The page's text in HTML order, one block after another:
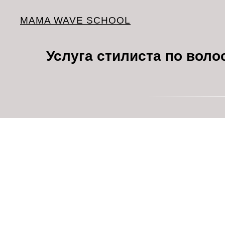
MAMA WAVE SCHOOL
Услуга стилиста по